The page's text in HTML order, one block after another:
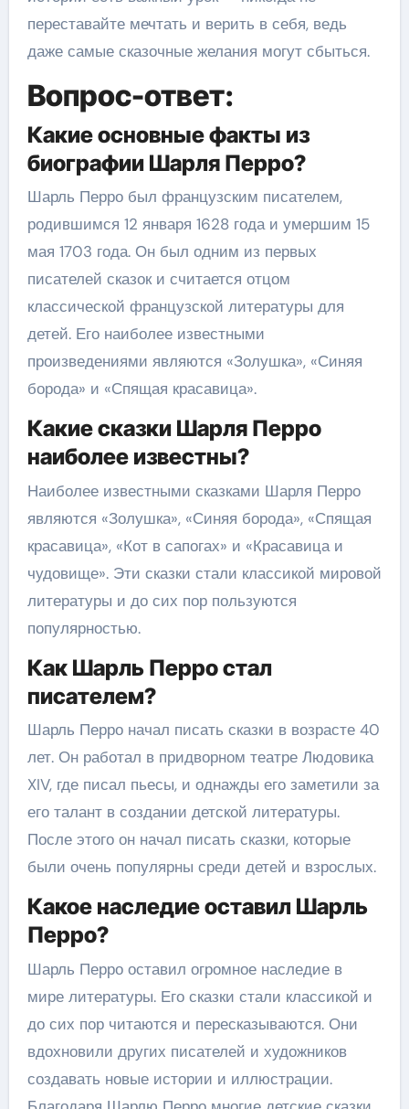
переставайте мечтать и верить в себя, ведь
даже самые сказочные желания могут сбыться.
Вопрос-ответ:
Какие основные факты из
биографии Шарля Перро?
Шарль Перро был французским писателем,
родившимся 12 января 1628 года и умершим 15
мая 1703 года. Он был одним из первых
писателей сказок и считается отцом
классической французской литературы для
детей. Его наиболее известными
произведениями являются «Золушка», «Синяя
борода» и «Спящая красавица».
Какие сказки Шарля Перро
наиболее известны?
Наиболее известными сказками Шарля Перро
являются «Золушка», «Синяя борода», «Спящая
красавица», «Кот в сапогах» и «Красавица и
чудовище». Эти сказки стали классикой мировой
литературы и до сих пор пользуются
популярностью.
Как Шарль Перро стал
писателем?
Шарль Перро начал писать сказки в возрасте 40
лет. Он работал в придворном театре Людовика
XIV, где писал пьесы, и однажды его заметили за
его талант в создании детской литературы.
После этого он начал писать сказки, которые
были очень популярны среди детей и взрослых.
Какое наследие оставил Шарль
Перро?
Шарль Перро оставил огромное наследие в
мире литературы. Его сказки стали классикой и
до сих пор читаются и пересказываются. Они
вдохновили других писателей и художников
создавать новые истории и иллюстрации.